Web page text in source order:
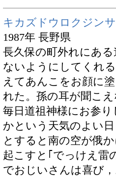
キカズドウロクジン
1987年 長野県
長久保の町外れにあ
ないようにしてくれ
えてあんこをお顔に
れた。孫の耳が聞こ
毎日道祖神様にお参
かという天気のよい
とすると南の空が俄
起こすと｢でっけえ雷
でおじいさんは喜び